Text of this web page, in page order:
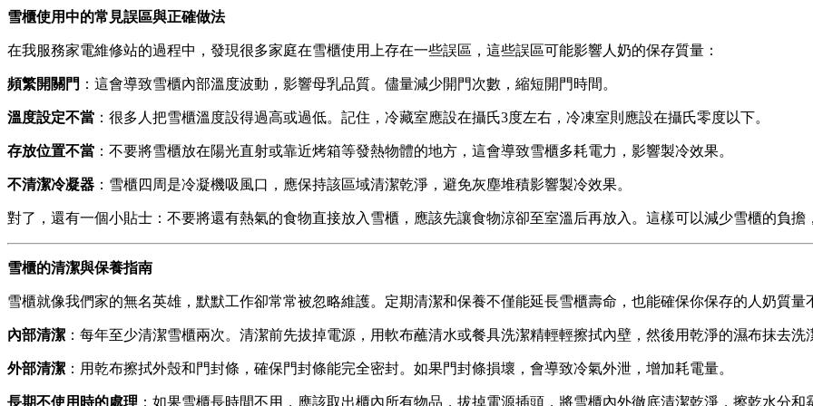
雪櫃使用中的常見誤區與正確做法
在我服務家電維修站的過程中，發現很多家庭在雪櫃使用上存在一些誤區，這些誤區可能影響人奶的保存質量：
頻繁開關門 ：這會導致雪櫃內部溫度波動，影響母乳品質。儘量減少開門次數，縮短開門時間。
溫度設定不當 ：很多人把雪櫃溫度設得過高或過低。記住，冷藏室應設在攝氏3度左右，冷凍室則應設在攝氏零度以下。
存放位置不當 ：不要將雪櫃放在陽光直射或靠近烤箱等發熱物體的地方，這會導致雪櫃多耗電力，影響製冷效果。
不清潔冷凝器 ：雪櫃四周是冷凝機吸風口，應保持該區域清潔乾淨，避免灰塵堆積影響製冷效果。
對了，還有一個小貼士：不要將還有熱氣的食物直接放入雪櫃，應該先讓食物涼卻至室溫后再放入。這樣可以減少雪櫃的負擔
雪櫃的清潔與保養指南
雪櫃就像我們家的無名英雄，默默工作卻常常被忽略維護。定期清潔和保養不僅能延長雪櫃壽命，也能確保你保存的人奶質量
內部清潔 ：每年至少清潔雪櫃兩次。清潔前先拔掉電源，用軟布蘸清水或餐具洗潔精輕輕擦拭內壁，然後用乾淨的濕布抹去
外部清潔 ：用乾布擦拭外殼和門封條，確保門封條能完全密封。如果門封條損壞，會導致冷氣外泄，增加耗電量。
長期不使用時的處理 ：如果雪櫃長時間不用，應該取出櫃內所有物品，拔掉電源插頭，將雪櫃內外徹底清潔乾淨，擦乾水分